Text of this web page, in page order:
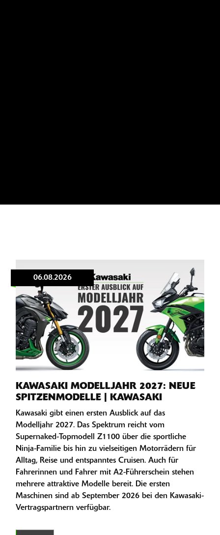
06.08.2026
KAWASAKI MODELLJAHR 2027: NEUE
SPITZENMODELLE | KAWASAKI
Kawasaki gibt einen ersten Ausblick auf das
Modelljahr 2027. Das Spektrum reicht vom
Supernaked-Topmodell Z1100 über die sportliche
Ninja-Familie bis hin zu vielseitigen Motorrädern für
Alltag, Reise und entspanntes Cruisen. Auch für
Fahrerinnen und Fahrer mit A2-Führerschein stehen
mehrere attraktive Modelle bereit. Die ersten
Maschinen sind ab September 2026 bei den Kawasaki-
Vertragspartnern verfügbar.